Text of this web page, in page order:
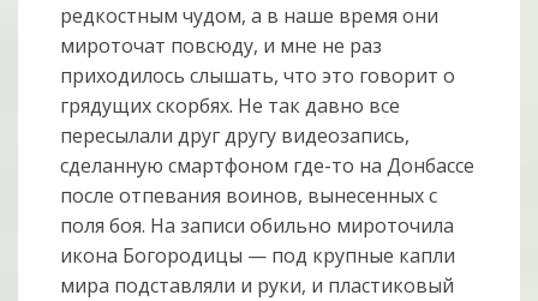
редкостным чудом, а в наше время они
мироточат повсюду, и мне не раз
приходилось слышать, что это говорит о
грядущих скорбях. Не так давно все
пересылали друг другу видеозапись,
сделанную смартфоном где-то на Донбассе
после отпевания воинов, вынесенных с
поля боя. На записи обильно мироточила
икона Богородицы — под крупные капли
мира подставляли и руки, и пластиковый